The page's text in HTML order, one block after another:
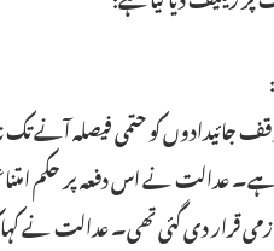
جائیدادوں کو حتمی فیصلہ آنے تک
ہے۔ عدالت نے اس دفعہ پر
قرار دی گئی تھی۔ عدالت نے